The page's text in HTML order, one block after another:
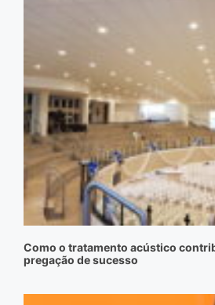
Como o tratamento acústico
pregação de sucesso